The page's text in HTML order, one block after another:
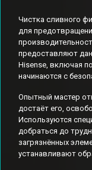
Чистка сливного
для
предоставляют
Hisense, включая
начинаются с
Опытный мастер
достаёт его,
Используются
добраться до
загрязнённых
устанавливают